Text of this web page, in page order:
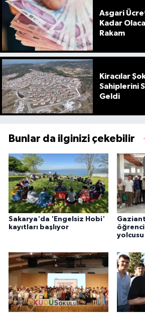
Asgari
Kadar
Rakam
Kiracılar
Sahiplerini
Geldi
Bunlar da ilginizi çekebilir
Sakarya'da 'Engelsiz Hobi'
kayıtları başlıyor
yolcusu